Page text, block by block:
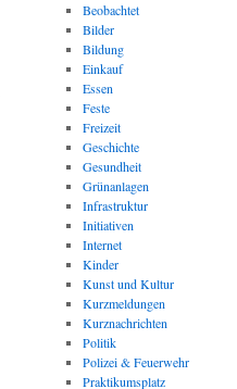
Beobachtet
Bilder
Bildung
Einkauf
Essen
Feste
Freizeit
Geschichte
Gesundheit
Grünanlagen
Infrastruktur
Initiativen
Internet
Kinder
Kunst und Kultur
Kurzmeldungen
Kurznachrichten
Politik
Polizei & Feuerwehr
Praktikumsplatz